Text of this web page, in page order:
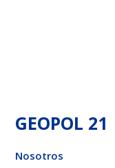
GEOPOL 21
Nosotros